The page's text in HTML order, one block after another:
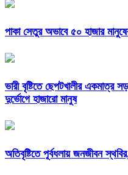
পাকা সেতুর অভাবে ৫০ হাজার
ভারী বৃষ্টিতে ছেপটখালীর একমাত্র
দুর্ভোগে হাজারো মানুষ
অতিবৃষ্টিতে পূর্বধলায় জনজীবন